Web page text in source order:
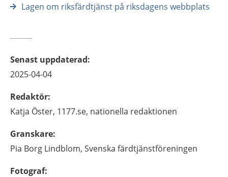
Lagen om riksfärdtjänst på riksdagens webbplats
Senast uppdaterad:
2025-04-04
Redaktör:
Katja Öster, 1177.se, nationella redaktionen
Granskare:
Pia Borg Lindblom, Svenska färdtjänstföreningen
Fotograf: